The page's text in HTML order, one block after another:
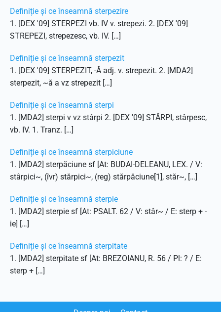
Definiție și ce înseamnă sterpezire
1. [DEX '09] STERPEZI vb. IV v. strepezi. 2. [DEX '09]
STREPEZI, strepezesc, vb. IV. […]
Definiție și ce înseamnă sterpezit
1. [DEX '09] STERPEZIT, -Ă adj. v. strepezit. 2. [MDA2]
sterpezit, ~ă a vz strepezit […]
Definiție și ce înseamnă sterpi
1. [MDA2] sterpi v vz stârpi 2. [DEX '09] STÂRPI, stârpesc,
vb. IV. 1. Tranz. […]
Definiție și ce înseamnă sterpiciune
1. [MDA2] sterpăciune sf [At: BUDAI-DELEANU, LEX. / V:
stârpici~, (îvr) stărpici~, (reg) stărpăciune[1], stăr~, […]
Definiție și ce înseamnă sterpie
1. [MDA2] sterpie sf [At: PSALT. 62 / V: stâr~ / E: sterp + -
ie] […]
Definiție și ce înseamnă sterpitate
1. [MDA2] sterpitate sf [At: BREZOIANU, R. 56 / Pl: ? / E:
sterp + […]